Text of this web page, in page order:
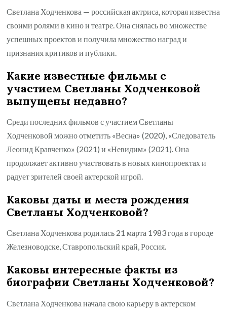
Светлана Ходченкова — российская актриса, которая известна
своими ролями в кино и театре. Она снялась во множестве
успешных проектов и получила множество наград и
признания критиков и публики.
Какие известные фильмы с
участием Светланы Ходченковой
выпущены недавно?
Среди последних фильмов с участием Светланы
Ходченковой можно отметить «Весна» (2020), «Следователь
Леонид Кравченко» (2021) и «Невидим» (2021). Она
продолжает активно участвовать в новых кинопроектах и
радует зрителей своей актерской игрой.
Каковы даты и места рождения
Светланы Ходченковой?
Светлана Ходченкова родилась 21 марта 1983 года в городе
Железноводске, Ставропольский край, Россия.
Каковы интересные факты из
биографии Светланы Ходченковой?
Светлана Ходченкова начала свою карьеру в актерском